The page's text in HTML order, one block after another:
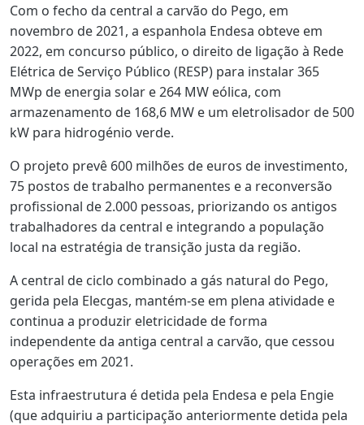
Com o fecho da central a carvão do Pego, em
novembro de 2021, a espanhola Endesa obteve em
2022, em concurso público, o direito de ligação à Rede
Elétrica de Serviço Público (RESP) para instalar 365
MWp de energia solar e 264 MW eólica, com
armazenamento de 168,6 MW e um eletrolisador de 500
kW para hidrogénio verde.
O projeto prevê 600 milhões de euros de investimento,
75 postos de trabalho permanentes e a reconversão
profissional de 2.000 pessoas, priorizando os antigos
trabalhadores da central e integrando a população
local na estratégia de transição justa da região.
A central de ciclo combinado a gás natural do Pego,
gerida pela Elecgas, mantém-se em plena atividade e
continua a produzir eletricidade de forma
independente da antiga central a carvão, que cessou
operações em 2021.
Esta infraestrutura é detida pela Endesa e pela Engie
(que adquiriu a participação anteriormente detida pela